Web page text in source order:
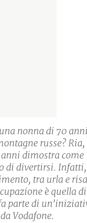
nonna di 70
russe? Ria,
dimostra come
di divertirsi. Infatti,
tra urla e
è quella di
parte di
Vodafone.